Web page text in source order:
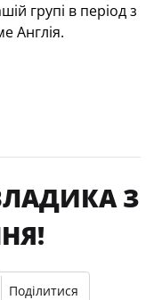
групі в період з
Англія.
З
Поділитися